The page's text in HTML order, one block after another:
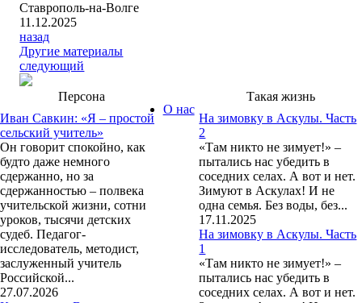
Ставрополь-на-Волге
11.12.2025
назад
Другие материалы
следующий
Персона
Иван Савкин: «Я – простой
сельский учитель»
Он говорит спокойно, как
будто даже немного
сдержанно, но за
сдержанностью – полвека
учительской жизни, сотни
уроков, тысячи детских
судеб. Педагог-
исследователь, методист,
заслуженный учитель
Российской...
27.07.2026
Такая жизнь
На зимовку в Аскулы. Часть
2
«Там никто не зимует!» –
пытались нас убедить в
соседних селах. А вот и нет.
Зимуют в Аскулах! И не
одна семья. Без воды, без...
17.11.2025
На зимовку в Аскулы. Часть
1
«Там никто не зимует!» –
пытались нас убедить в
соседних селах. А вот и нет.
О нас